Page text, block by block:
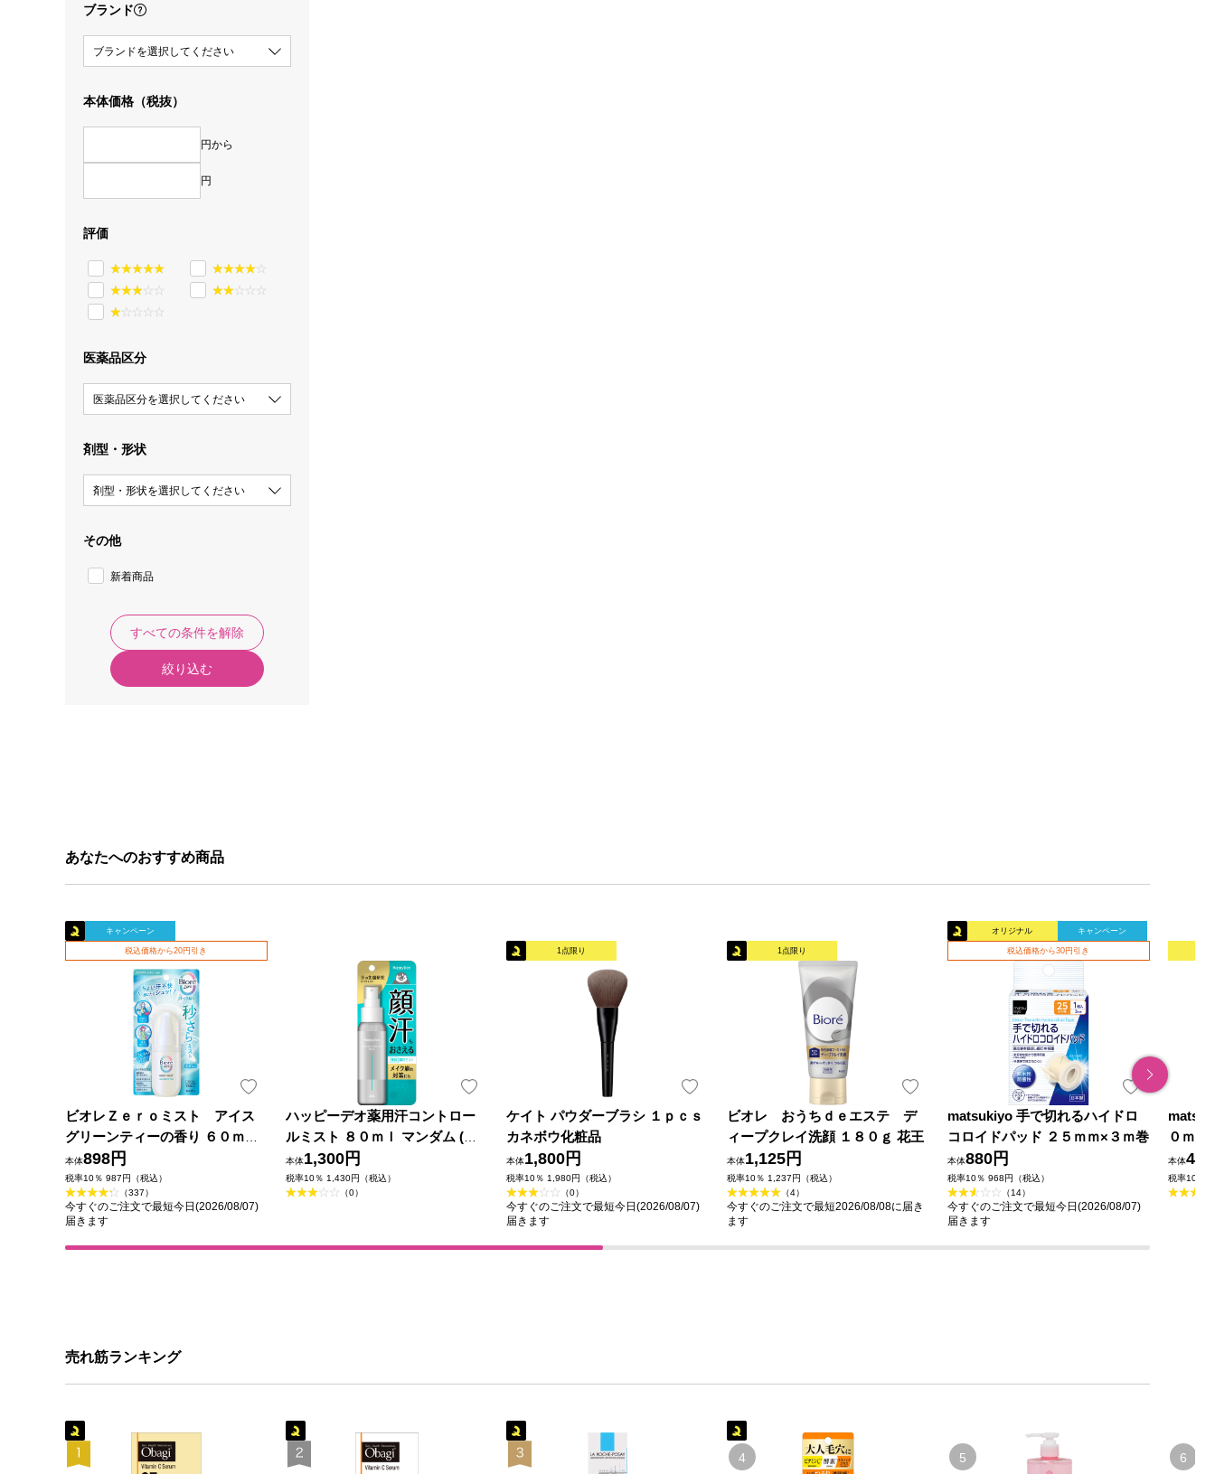
ブランド
ブランドを選択してください
本体価格（税抜）
円から
円
評価
医薬品区分
医薬品区分を選択してください
剤型・形状
剤型・形状を選択してください
その他
新着商品
すべての条件を解除
絞り込む
あなたへのおすすめ商品
キャンペーン
税込価格から20円引き
ビオレＺｅｒｏミスト アイス
グリーンティーの香り ６０ｍＬ
花王
本体898円
税率10％ 987円（税込）
（337）
今すぐのご注文で最短今日(2026/08/07)
届きます
ハッピーデオ薬用汗コントロー
ルミスト ８０ｍｌ マンダム (医
薬部外品)
本体1,300円
税率10％ 1,430円（税込）
（0）
1点限り
ケイト パウダーブラシ １ｐｃｓ
カネボウ化粧品
本体1,800円
税率10％ 1,980円（税込）
（0）
今すぐのご注文で最短今日(2026/08/07)
届きます
1点限り
ビオレ おうちｄｅエステ デ
ィープクレイ洗顔 １８０ｇ 花王
本体1,125円
税率10％ 1,237円（税込）
（4）
今すぐのご注文で最短2026/08/08に届き
ます
オリジナル キャンペーン
税込価格から30円引き
matsukiyo 手で切れるハイドロ
コロイドパッド ２５ｍｍ×３ｍ巻
本体880円
税率10％ 968円（税込）
（14）
今すぐのご注文で最短今日(2026/08/07)
届きます
０ｍｌ
本体
税率10％
売れ筋ランキング